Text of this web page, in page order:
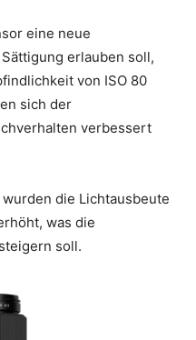
eine neue
erlauben soll,
von ISO 80
sich der
verbessert
die Lichtausbeute
was die
soll.